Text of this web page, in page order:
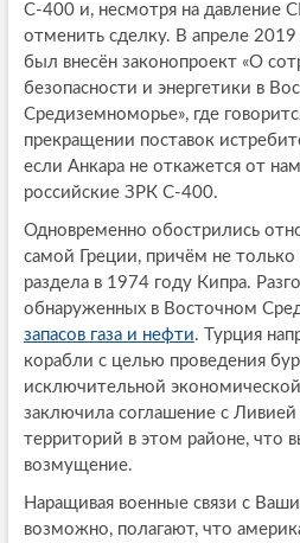
С-400 и, несмотря на давление
отменить сделку. В апреле
был внесён законопроект «О
безопасности и энергетики в
Средиземноморье», где
прекращении поставок
если Анкара не откажется от
российские ЗРК С-400.
Одновременно обострились
самой Греции, причём не только
раздела в 1974 году Кипра.
обнаруженных в Восточном
запасов газа и нефти. Турция
корабли с целью проведения
исключительной
заключила соглашение с
территорий в этом районе, что
возмущение.
Наращивая военные связи с
возможно, полагают, что